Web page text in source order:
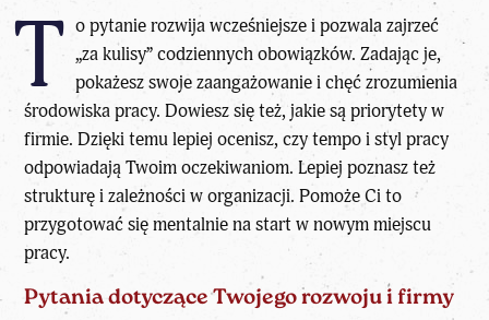
T o pytanie rozwija wcześniejsze i pozwala zajrzeć
„za kulisy” codziennych obowiązków. Zadając je,
pokażesz swoje zaangażowanie i chęć zrozumienia
środowiska pracy. Dowiesz się też, jakie są priorytety w
firmie. Dzięki temu lepiej ocenisz, czy tempo i styl pracy
odpowiadają Twoim oczekiwaniom. Lepiej poznasz też
strukturę i zależności w organizacji. Pomoże Ci to
przygotować się mentalnie na start w nowym miejscu
pracy.
Pytania dotyczące Twojego rozwoju i firmy